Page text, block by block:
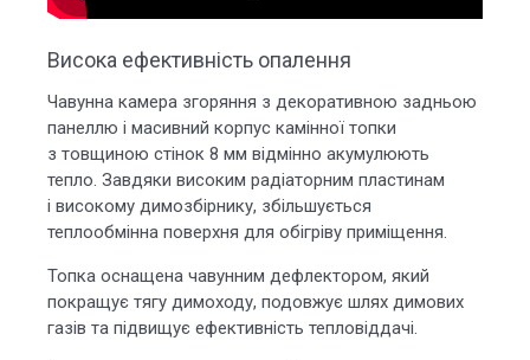
Висока ефективність опалення
Чавунна камера згоряння з декоративною задньою
панеллю і масивний корпус камінної топки
з товщиною стінок 8 мм відмінно акумулюють
тепло. Завдяки високим радіаторним пластинам
і високому димозбірнику, збільшується
теплообмінна поверхня для обігріву приміщення.
Топка оснащена чавунним дефлектором, який
покращує тягу димоходу, подовжує шлях димових
газів та підвищує ефективність тепловіддачі.